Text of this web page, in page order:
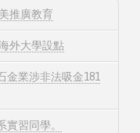
推廣教育
外大學設點
金業涉非法吸金181
習同學。